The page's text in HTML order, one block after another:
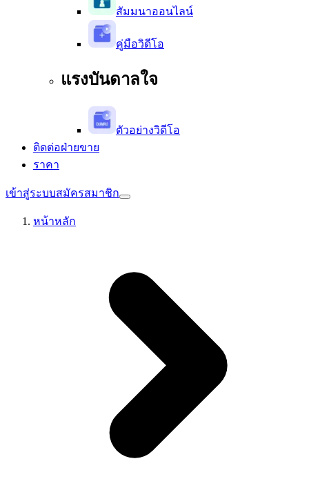
สัมมนาออนไลน์
คู่มือวิดีโอ
แรงบันดาลใจ
ตัวอย่างวิดีโอ
ติดต่อฝ่ายขาย
ราคา
เข้าสู่ระบบสมัครสมาชิก
หน้าหลัก